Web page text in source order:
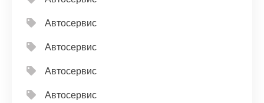
Автосервис
Автосервис
Автосервис
Автосервис